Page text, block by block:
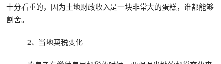
十分看重的，因为土地财政收入是一块非常大的蛋糕，谁都能够
割舍。
2、当地契税变化